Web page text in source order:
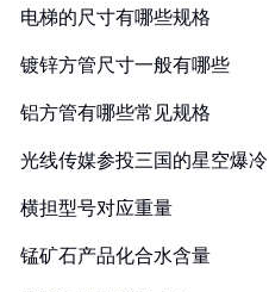
电梯的尺寸有哪些规格
镀锌方管尺寸一般有哪些
铝方管有哪些常见规格
光线传媒参投三国的星空爆冷
横担型号对应重量
锰矿石产品化合水含量